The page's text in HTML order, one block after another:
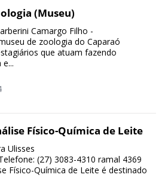
(Museu)
Camargo Filho -
de zoologia do Caparaó
que atuam fazendo
Físico-Química de Leite
Ulisses
(27) 3083-4310 ramal 4369
Físico-Química de Leite é destinado